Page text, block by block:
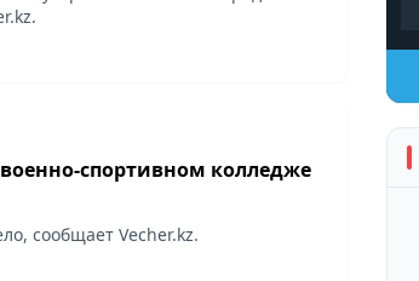
спортивном колледже
сообщает Vecher.kz.